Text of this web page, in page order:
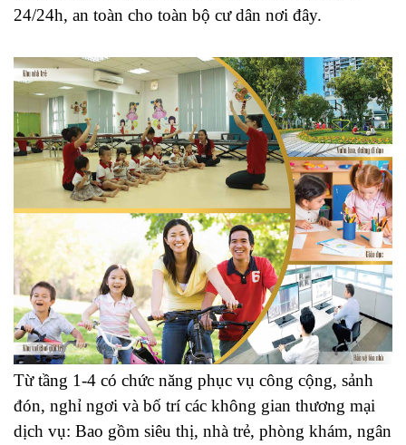
24/24h, an toàn cho toàn bộ cư dân nơi đây.
Từ tầng 1-4 có chức năng phục vụ công cộng, sảnh
đón, nghỉ ngơi và bố trí các không gian thương mại
dịch vụ: Bao gồm siêu thị, nhà trẻ, phòng khám, ngân